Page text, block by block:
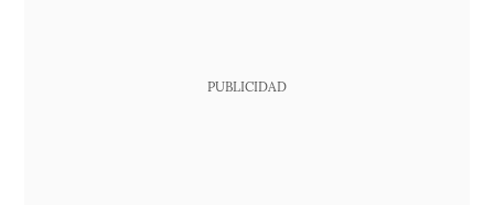
PUBLICIDAD